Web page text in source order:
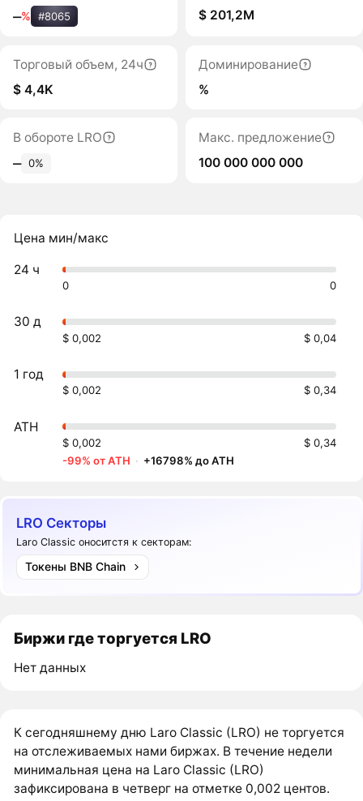
‒% #8065
$ 201,2M
Торговый объем, 24ч
$ 4,4K
Доминирование
%
В обороте LRO
‒ 0%
Макс. предложение
100 000 000 000
Цена мин/макс
24 ч
0 0
30 д
$ 0,002 $ 0,04
1 год
$ 0,002 $ 0,34
ATH
$ 0,002
$ 0,34
-99% от ATH · +16798% до ATH
LRO Секторы
Laro Classic оноситстя к секторам:
Токены BNB Chain
Биржи где торгуется LRO
Нет данных
К сегодняшнему дню Laro Classic (LRO) не торгуется
на отслеживаемых нами биржах. В течение недели
минимальная цена на Laro Classic (LRO)
зафиксирована в четверг на отметке 0,002 центов.